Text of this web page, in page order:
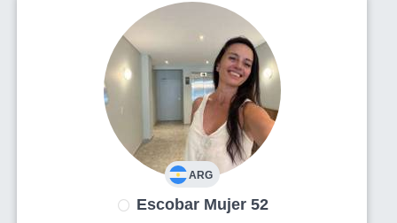
ARG
Escobar Mujer 52